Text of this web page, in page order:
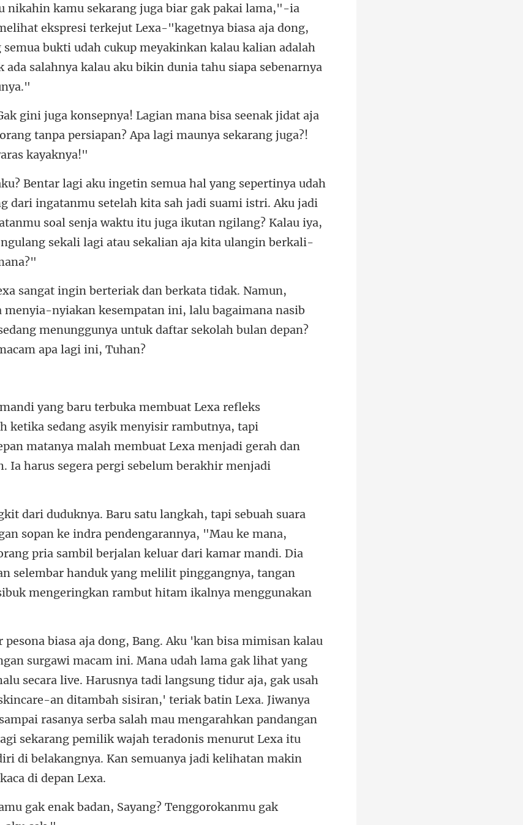
nikahin kamu sekarang juga biar gak pakai lama,"-ia
ekspresi terkejut Lexa-"kagetnya biasa aja dong,
s
eenak jidat aja
tanpa persiapan? Apa
etelah kita sah jadi suami istri. Aku jadi
soal senja waktu itu juga ikutan ngilang? Ka
menyia-nyiakan kesempatan ini, lalu bagaimana nasib
me
dang asyik menyisir rambutnya, tapi
matanya malah membuat Lexa menjad
nya, "Mau ke mana,
pria sambil berjalan keluar dari kamar mandi. Dia
selembar h
usnya tadi langsung tidur aja, gak usah
an ditambah sisiran,' teriak batin Lexa. Jiwanya
rasanya serba salah mau mengarahkan pandanga
badan, Sayang? Tenggorokanmu g